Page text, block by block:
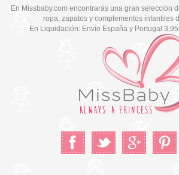
En Missbaby.com encontrarás una gran selección
ropa, zapatos y complementos infantiles
En Liquidación: Envío España y Portugal